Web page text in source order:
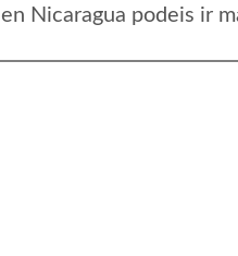
Nicaragua podeis ir